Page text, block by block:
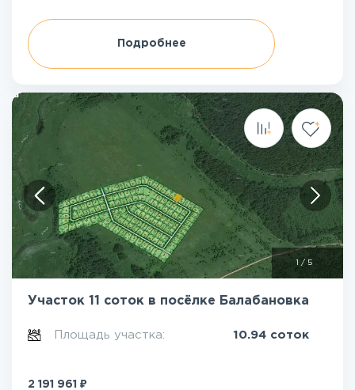
Подробнее
1 /5
Участок 11 соток в посёлке Балабановка
Площадь участка: 10.94 соток
2 191 961 ₽